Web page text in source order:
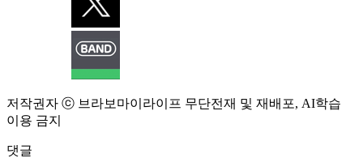
저작권자 ⓒ 브라보마이라이프 무단전재 및 재배포, AI학습
이용 금지
댓글